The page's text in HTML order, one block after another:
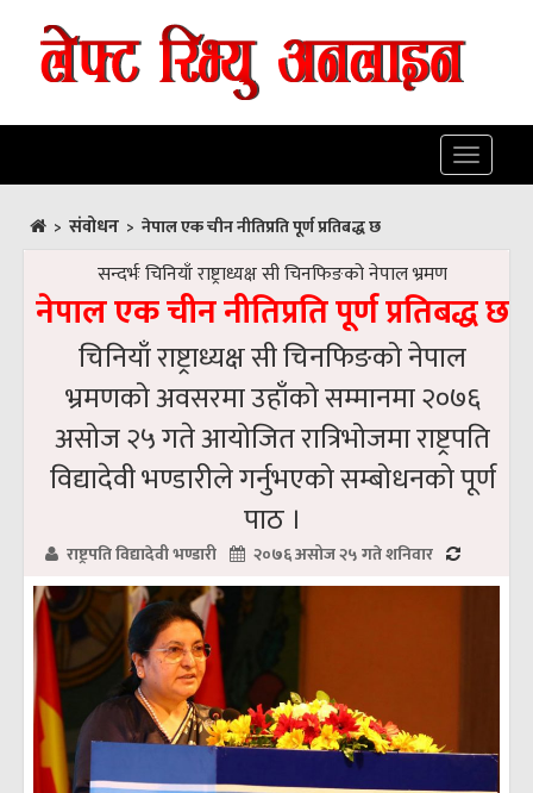
Toggle
> संवोधन > नेपाल एक चीन नीतिप्रति पूर्ण प्रतिबद्ध छ
सन्दर्भः चिनियाँ राष्ट्राध्यक्ष सी चिनफिङको नेपाल भ्रमण
नेपाल एक चीन नीतिप्रति पूर्ण प्रतिबद्ध छ
चिनियाँ राष्ट्राध्यक्ष सी चिनफिङको नेपाल
भ्रमणको अवसरमा उहाँको सम्मानमा २०७६
असोज २५ गते आयोजित रात्रिभोजमा राष्ट्रपति
विद्यादेवी भण्डारीले गर्नुभएको सम्बोधनको पूर्ण
पाठ ।
राष्ट्रपति विद्यादेवी भण्डारी २०७६ असोज २५ गते शनिवार